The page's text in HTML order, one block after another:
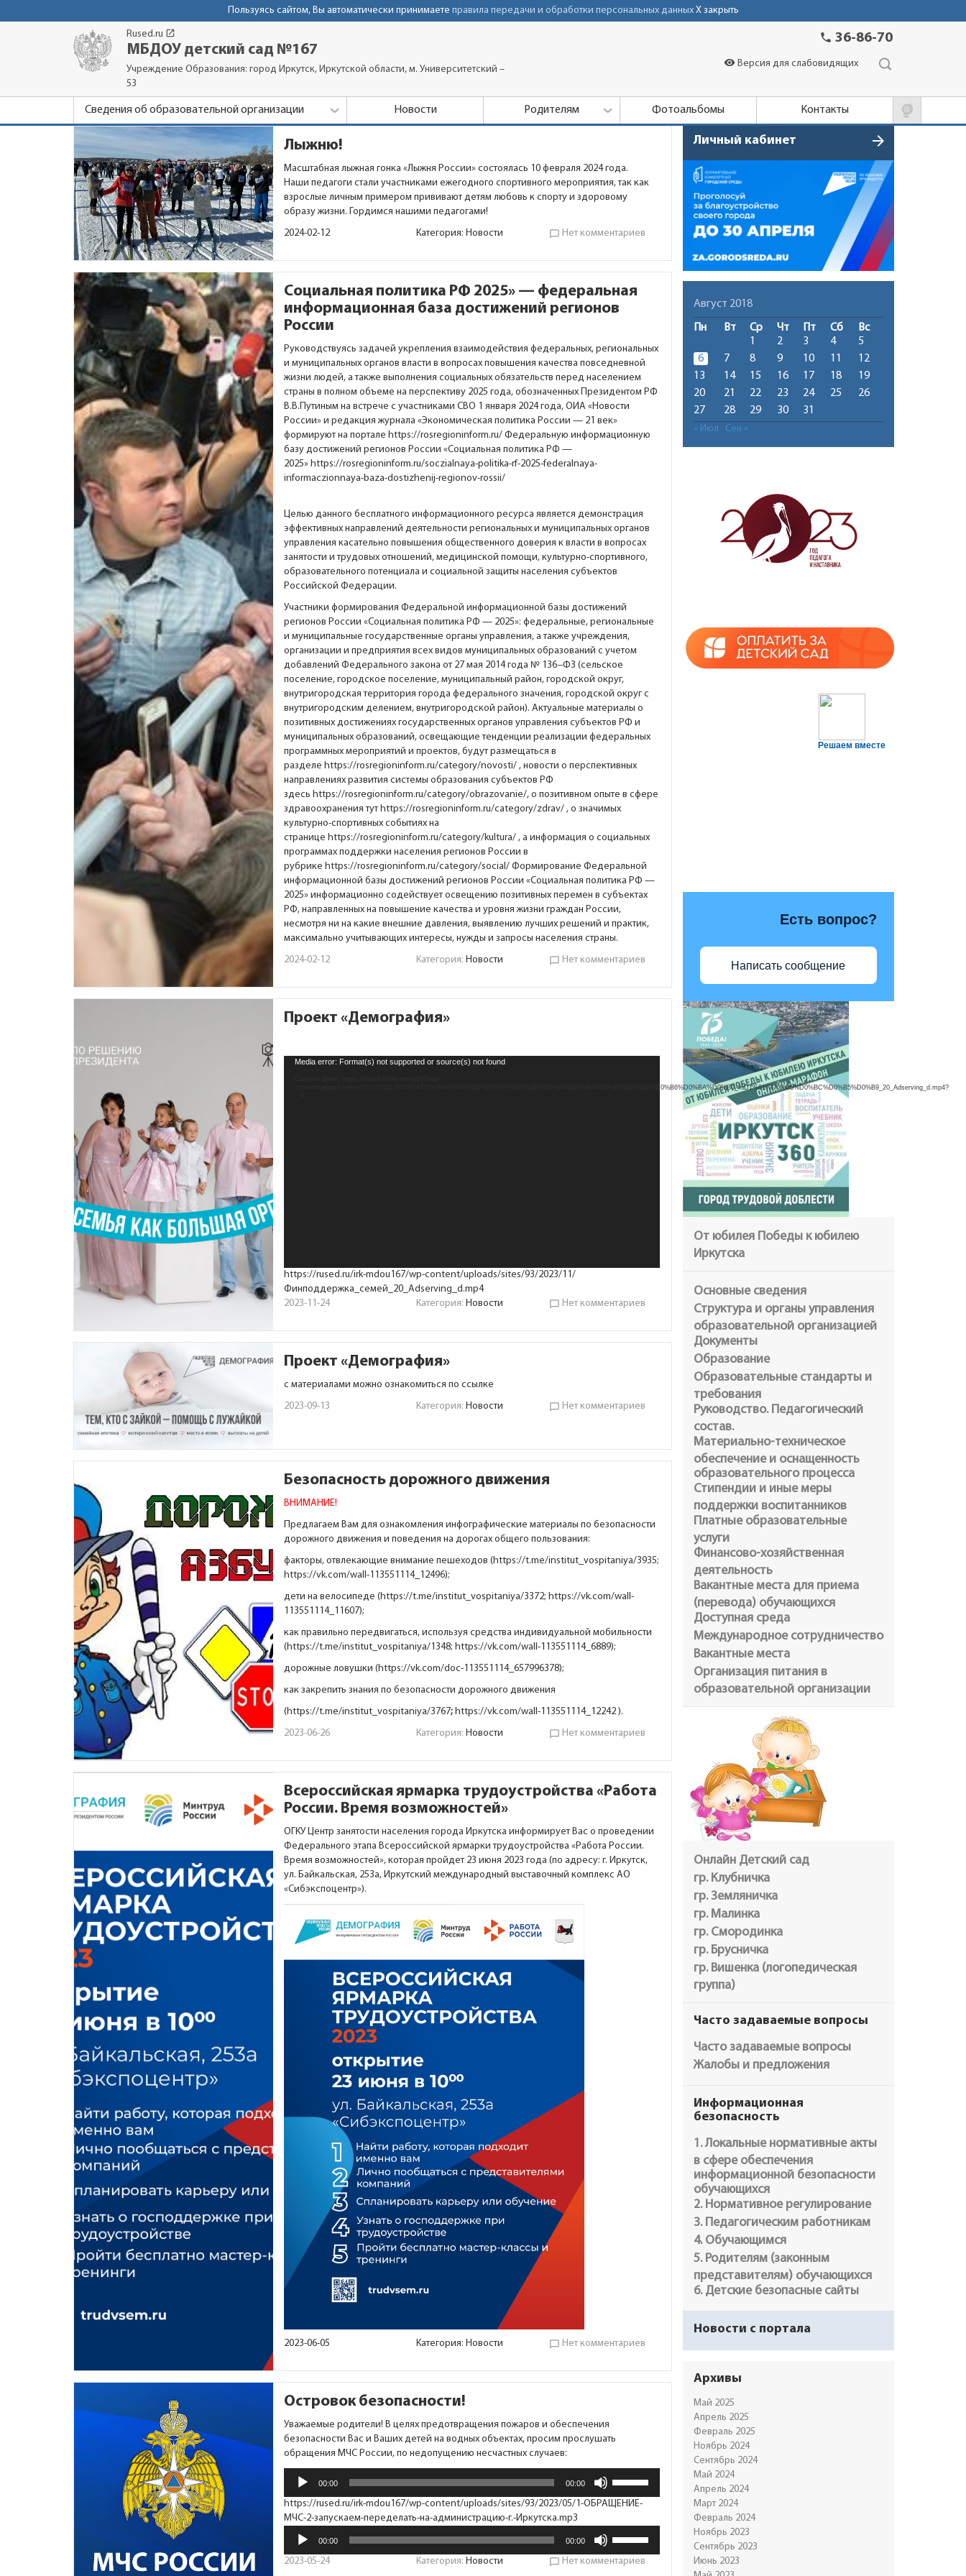
Пользуясь сайтом, Вы автоматически принимаете правила передачи и обработки персональных данных X закрыть
Rused.ru launch
МБДОУ детский сад №167
Учреждение Образования: город Иркутск, Иркутской области, м. Университетский –
53
phone 36-86-70
visibility Версия для слабовидящих
Сведения об образовательной организации Новости Родителям Фотоальбомы Контакты
Лыжню!
Масштабная лыжная гонка «Лыжня России» состоялась 10 февраля 2024 года.
Наши педагоги стали участниками ежегодного спортивного мероприятия, так как
взрослые личным примером прививают детям любовь к спорту и здоровому
образу жизни. Гордимся нашими педагогами!
2024-02-12
Категория:Новости chat_bubble_outline Нет комментариев
Социальная политика РФ 2025» — федеральная
информационная база достижений регионов
России
Руководствуясь задачей укрепления взаимодействия федеральных, региональных
и муниципальных органов власти в вопросах повышения качества повседневной
жизни людей, а также выполнения социальных обязательств перед населением
страны в полном объеме на перспективу 2025 года, обозначенных Президентом РФ
В.В.Путиным на встрече с участниками СВО 1 января 2024 года, ОИА «Новости
России» и редакция журнала «Экономическая политика России — 21 век»
формируют на портале https://rosregioninform.ru/Федеральную информационную
базу достижений регионов России «Социальная политика РФ —
2025» https://rosregioninform.ru/soczialnaya-politika-rf-2025-federalnaya-
informaczionnaya-baza-dostizhenij-regionov-rossii/
Целью данного бесплатного информационного ресурса является демонстрация
эффективных направлений деятельности региональных и муниципальных органов
управления касательно повышения общественного доверия к власти в вопросах
занятости и трудовых отношений, медицинской помощи, культурно-спортивного,
образовательного потенциала и социальной защиты населения субъектов
Российской Федерации.
Участники формирования Федеральной информационной базы достижений
регионов России «Социальная политика РФ — 2025»: федеральные, региональные
и муниципальные государственные органы управления, а также учреждения,
организации и предприятия всех видов муниципальных образований с учетом
добавлений Федерального закона от 27 мая 2014 года № 136−ФЗ (сельское
поселение, городское поселение, муниципальный район, городской округ,
внутригородская территория города федерального значения, городской округ с
внутригородским делением, внутригородской район). Актуальные материалы о
позитивных достижениях государственных органов управления субъектов РФ и
муниципальных образований, освещающие тенденции реализации федеральных
программных мероприятий и проектов, будут размещаться в
разделе https://rosregioninform.ru/category/novosti/, новости о перспективных
направлениях развития системы образования субъектов РФ
здесь https://rosregioninform.ru/category/obrazovanie/, о позитивном опыте в сфере
здравоохранения тутhttps://rosregioninform.ru/category/zdrav/, о значимых
культурно-спортивных событиях на
странице https://rosregioninform.ru/category/kultura/, а информация о социальных
программах поддержки населения регионов России в
рубрике https://rosregioninform.ru/category/social/Формирование Федеральной
информационной базы достижений регионов России «Социальная политика РФ —
2025» информационно содействует освещению позитивных перемен в субъектах
РФ, направленных на повышение качества и уровня жизни граждан России,
несмотря ни на какие внешние давления, выявлению лучших решений и практик,
максимально учитывающих интересы, нужды и запросы населения страны.
2024-02-12
Категория:Новости chat_bubble_outline Нет комментариев
Проект «Демография»
Видеоплеер
Media error: Format(s) not supported or source(s) not found
content/uploads/sites/93/2023/11/%D0%A4%D0%B8%D0%BD%D0%BF%D0%BE%D0%B4%D0%B4%D0%B5%D1%80%D0%B6%D0%BA%D0%B0_%D1%81%D0%B5%D0%BC%D0%B5%D0%B9_20_Adserving_d.mp4?
https://rused.ru/irk-mdou167/wp-content/uploads/sites/93/2023/11/
Финподдержка_семей_20_Adserving_d.mp4
2023-11-24
Категория: Новости chat_bubble_outline Нет комментариев
Проект «Демография»
с материалами можно ознакомиться по ссылке
2023-09-13
Категория: Новости chat_bubble_outline Нет комментариев
Безопасность дорожного движения
ВНИМАНИЕ!
Предлагаем Вам для ознакомления инфографические материалы по безопасности
дорожного движения и поведения на дорогах общего пользования:
факторы, отвлекающие внимание пешеходов (https://t.me/institut_vospitaniya/3935;
https://vk.com/wall-113551114_12496);
дети на велосипеде (https://t.me/institut_vospitaniya/3372; https://vk.com/wall-
113551114_11607);
как правильно передвигаться, используя средства индивидуальной мобильности
(https://t.me/institut_vospitaniya/1348; https://vk.com/wall-113551114_6889);
дорожные ловушки (https://vk.com/doc-113551114_657996378);
как закрепить знания по безопасности дорожного движения
(https://t.me/institut_vospitaniya/3767; https://vk.com/wall-113551114_12242).
2023-06-26
Категория: Новости chat_bubble_outline Нет комментариев
Всероссийская ярмарка трудоустройства «Работа
России. Время возможностей»
ОГКУ Центр занятости населения города Иркутска информирует Вас о проведении
Федерального этапа Всероссийской ярмарки трудоустройства «Работа России.
Время возможностей», которая пройдет 23 июня 2023 года (по адресу: г. Иркутск,
ул. Байкальская, 253а, Иркутский международный выставочный комплекс АО
«Сибэкспоцентр»).
2023-06-05 Категория: Новости chat_bubble_outline Нет комментариев
Островок безопасности!
Уважаемые родители! В целях предотвращения пожаров и обеспечения
безопасности Вас и Ваших детей на водных объектах, просим прослушать
обращения МЧС России, по недопущению несчастных случаев:
Аудиоплеер
00:00 00:00
клавиши
вверх/
увеличить
или
https://rused.ru/irk-mdou167/wp-content/uploads/sites/93/2023/05/1-ОБРАЩЕНИЕ-
МЧС-2-запускаем-переделать-на-администрацию-г.-Иркутска.mp3Аудиоплеер
00:00 00:00
клавиши
вверх/
2023-05-24 Категория: Новости chat_bubble_outline Нет комментариев
Личный кабинет arrow_forward
Август 2018
Пн Вт Ср Чт Пт Сб
Вс
1
2 3 4
5
6
7 8 9 10 11
12
13
14 15 16 17 18
19
20
21 22 23 24 25
26
27
28 29 30 31
« Июл Сен »
Решаем вместе
Есть вопрос?
Написать сообщение
От юбилея Победы к юбилею
Иркутска
Основные сведения
Структура и органы управления
образовательной организацией
Документы
Образование
Образовательные стандарты и
требования
Руководство. Педагогический
состав.
Материально-техническое
обеспечение и оснащенность
образовательного процесса
Стипендии и иные меры
поддержки воспитанников
Платные образовательные
услуги
Финансово-хозяйственная
деятельность
Вакантные места для приема
(перевода) обучающихся
Доступная среда
Международное сотрудничество
Вакантные места
Организация питания в
образовательной организации
Онлайн Детский сад
гр. Клубничка
гр. Земляничка
гр. Малинка
гр. Смородинка
гр. Брусничка
гр. Вишенка (логопедическая
группа)
Часто задаваемые вопросы
Часто задаваемые вопросы
Жалобы и предложения
Информационная
безопасность
1. Локальные нормативные акты
в сфере обеспечения
информационной безопасности
обучающихся
2. Нормативное регулирование
3. Педагогическим работникам
4. Обучающимся
5. Родителям (законным
представителям) обучающихся
6. Детские безопасные сайты
Новости с портала
Архивы
Май 2025
Апрель 2025
Февраль 2025
Ноябрь 2024
Сентябрь 2024
Май 2024
Апрель 2024
Март 2024
Февраль 2024
Ноябрь 2023
Сентябрь 2023
Июнь 2023